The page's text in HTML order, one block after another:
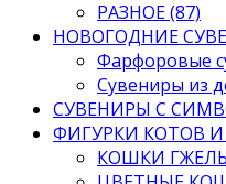
РАЗНОЕ (87)
НОВОГОДНИЕ
Фарфоровые
Сувениры из
СУВЕНИРЫ С
ФИГУРКИ КОТОВ И
КОШКИ ГЖЕЛЬ